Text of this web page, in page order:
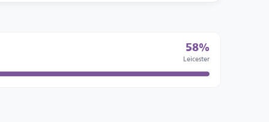
58%
Leicester